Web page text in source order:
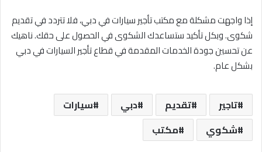
إذا واجهت مشكلة مع مكتب تأجير سيارات في دبي، فلا تتردد في تقديم
شكوى. وبكل تأكيد ستساعدك الشكوى في الحصول على حقك. ناهيك
عن تحسين جودة الخدمات المقدمة في قطاع تأجير السيارات في دبي
بشكل عام.
تاجير تقديم دبي
سيارات
شكوي
مكتب